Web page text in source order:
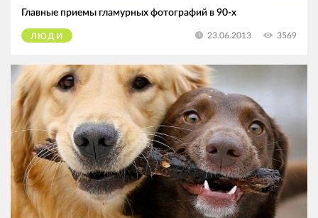
Главные приемы гламурных фотографий в 90-х
ЛЮДИ 23.06.2013 3569